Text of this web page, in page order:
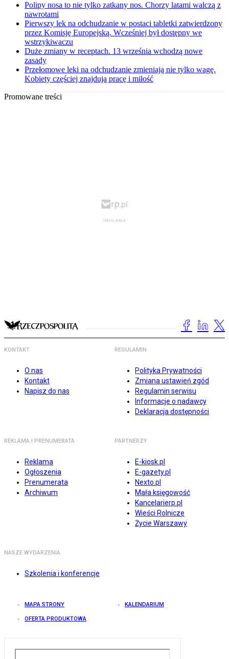
Polipy nosa to nie tylko zatkany nos. Chorzy latami walczą z
nawrotami
Pierwszy lek na odchudzanie w postaci tabletki zatwierdzony
przez Komisję Europejską. Wcześniej był dostępny we
wstrzykiwaczu
Duże zmiany w receptach. 13 września wchodzą nowe
zasady
Przełomowe leki na odchudzanie zmieniają nie tylko wagę.
Kobiety częściej znajdują pracę i miłość
Promowane treści
KONTAKT
O nas
Kontakt
Napisz do nas
REGULAMIN
Polityka Prywatności
Zmiana ustawień zgód
Regulamin serwisu
Informacje o nadawcy
Deklaracja dostępności
REKLAMA I PRENUMERATA
Reklama
Ogłoszenia
Prenumerata
Archiwum
PARTNERZY
E-kiosk.pl
E-gazety.pl
Nexto.pl
Mała księgowość
Kancelarierp.pl
Wieści Rolnicze
Życie Warszawy
NASZE WYDARZENIA
Szkolenia i konferencje
MAPA STRONY KALENDARIUM
OFERTA PRODUKTOWA